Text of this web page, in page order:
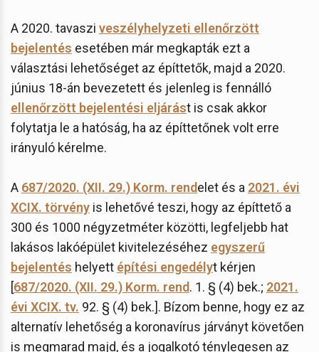
A 2020. tavaszi veszélyhelyzeti ellenőrzött
bejelentés esetében már megkapták ezt a
választási lehetőséget az építtetők, majd a 2020.
június 18-án bevezetett és jelenleg is fennálló
ellenőrzött bejelentési eljárást is csak akkor
folytatja le a hatóság, ha az építtetőnek volt erre
irányuló kérelme.
A 687/2020. (XII. 29.) Korm. rendelet és a 2021. évi
XCIX. törvény is lehetővé teszi, hogy az építtető a
300 és 1000 négyzetméter közötti, legfeljebb hat
lakásos lakóépület kivitelezéséhez egyszerű
bejelentés helyett építési engedélyt kérjen
[687/2020. (XII. 29.) Korm. rend. 1. § (4) bek.; 2021.
évi XCIX. tv. 92. § (4) bek.]. Bízom benne, hogy ez az
alternatív lehetőség a koronavírus járványt követően
is megmarad majd, és a jogalkotó ténylegesen az